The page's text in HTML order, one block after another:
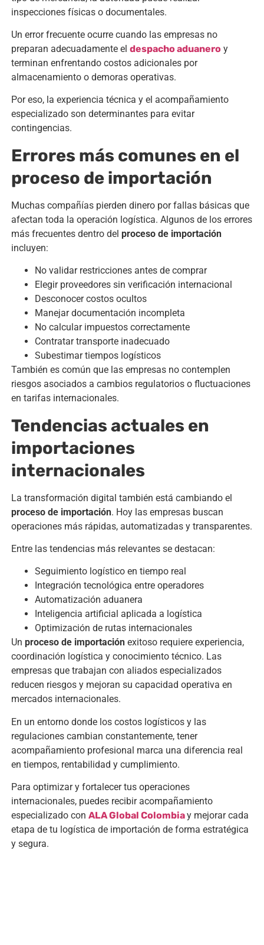
inspecciones físicas o documentales.
Un error frecuente ocurre cuando las empresas no
preparan adecuadamente eldespacho aduanero y
terminan enfrentando costos adicionales por
almacenamiento o demoras operativas.
Por eso, la experiencia técnica y el acompañamiento
especializado son determinantes para evitar
contingencias.
Errores más comunes en el
proceso de importación
Muchas compañías pierden dinero por fallas básicas que
afectan toda la operación logística. Algunos de los errores
más frecuentes dentro delproceso de importación
incluyen:
No validar restricciones antes de comprar
Elegir proveedores sin verificación internacional
Desconocer costos ocultos
Manejar documentación incompleta
No calcular impuestos correctamente
Contratar transporte inadecuado
Subestimar tiempos logísticos
También es común que las empresas no contemplen
riesgos asociados a cambios regulatorios o fluctuaciones
en tarifas internacionales.
Tendencias actuales en
importaciones
internacionales
La transformación digital también está cambiando el
proceso de importación. Hoy las empresas buscan
operaciones más rápidas, automatizadas y transparentes.
Entre las tendencias más relevantes se destacan:
Seguimiento logístico en tiempo real
Integración tecnológica entre operadores
Automatización aduanera
Inteligencia artificial aplicada a logística
Optimización de rutas internacionales
Unproceso de importación exitoso requiere experiencia,
coordinación logística y conocimiento técnico. Las
empresas que trabajan con aliados especializados
reducen riesgos y mejoran su capacidad operativa en
mercados internacionales.
En un entorno donde los costos logísticos y las
regulaciones cambian constantemente, tener
acompañamiento profesional marca una diferencia real
en tiempos, rentabilidad y cumplimiento.
Para optimizar y fortalecer tus operaciones
internacionales, puedes recibir acompañamiento
especializado conALA Global Colombiay mejorar cada
etapa de tu logística de importación de forma estratégica
y segura.